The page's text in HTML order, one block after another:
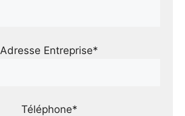
Adresse Entreprise*
Téléphone*